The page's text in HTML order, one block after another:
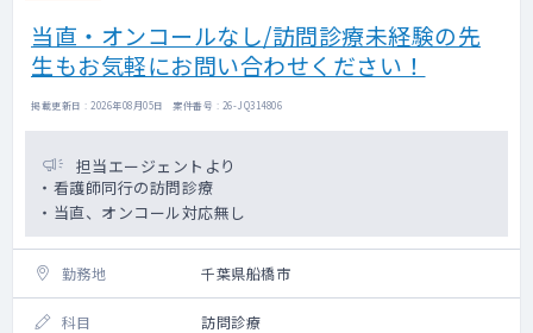
当直・オンコールなし/訪問診療未経験の先
生もお気軽にお問い合わせください！
掲載更新日 : 2026年08月05日 案件番号 : 26-JQ314806
担当エージェントより
・看護師同行の訪問診療
・当直、オンコール対応無し
勤務地 千葉県船橋市
科目 訪問診療